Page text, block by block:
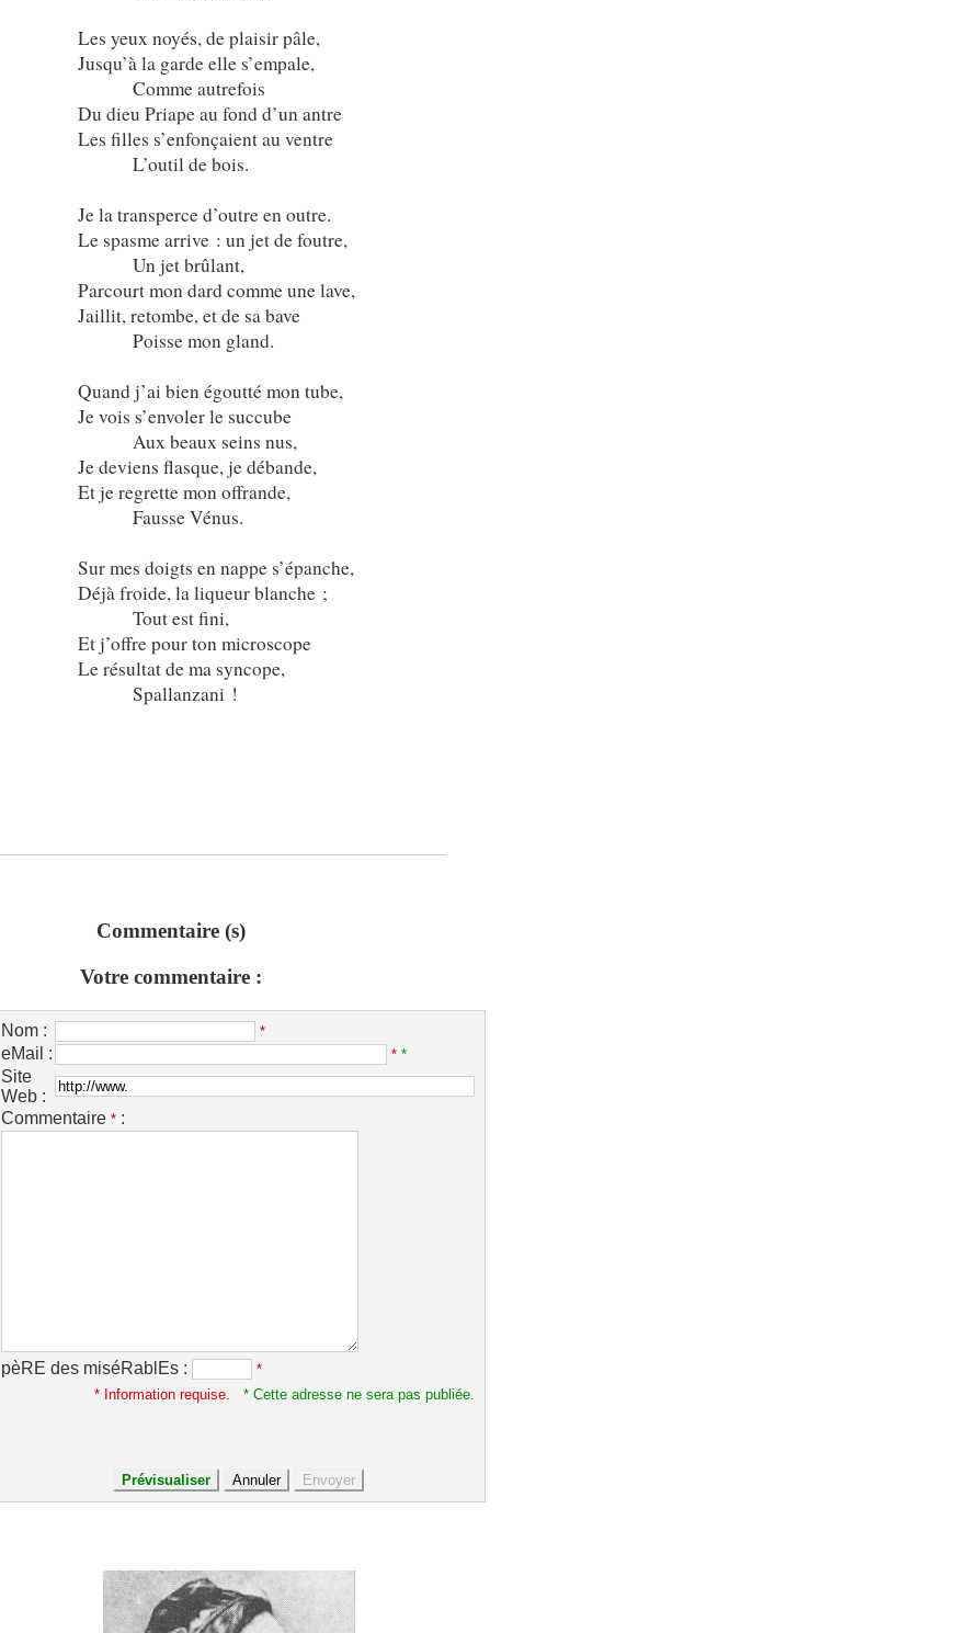
Les yeux noyés, de plaisir pâle,
Jusqu’à la garde elle s’empale,
Comme autrefois
Du dieu Priape au fond d’un antre
Les filles s’enfonçaient au ventre
L’outil de bois.
Je la transperce d’outre en outre.
Le spasme arrive : un jet de foutre,
Un jet brûlant,
Parcourt mon dard comme une lave,
Jaillit, retombe, et de sa bave
Poisse mon gland.
Quand j’ai bien égoutté mon tube,
Je vois s’envoler le succube
Aux beaux seins nus,
Je deviens flasque, je débande,
Et je regrette mon offrande,
Fausse Vénus.
Sur mes doigts en nappe s’épanche,
Déjà froide, la liqueur blanche ;
Tout est fini,
Et j’offre pour ton microscope
Le résultat de ma syncope,
Spallanzani !
Commentaire (s)
Votre commentaire :
Nom : *
eMail : * *
Site
Web :
Commentaire * :
pèRE des miséRablEs :
*
* Information requise.
* Cette adresse ne sera pas publiée.